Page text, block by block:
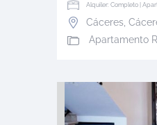
Alquiler: Completo |
Cáceres,
Apartamento